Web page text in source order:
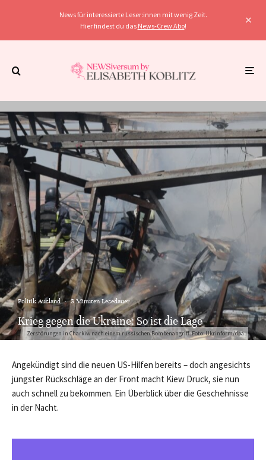
News für interessierte Leser:innen mit wenig Zeit.
Hier findest du das News-Crew Abo!
Zerstörungen in Charkiw nach einem russischen Bombenangriff. Foto: Ukrinform/dpa
Politik Ausland · 3 Minuten Lesedauer
Krieg gegen die Ukraine: So ist die Lage
Angekündigt sind die neuen US-Hilfen bereits – doch angesichts
jüngster Rückschläge an der Front macht Kiew Druck, sie nun
auch schnell zu bekommen. Ein Überblick über die Geschehnisse
in der Nacht.